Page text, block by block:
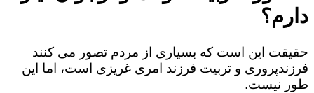
دارم؟
حقیقت این است که بسیاری از مردم تصور می کنند
فرزندپروری و تربیت فرزند امری غریزی است، اما این
طور نیست.